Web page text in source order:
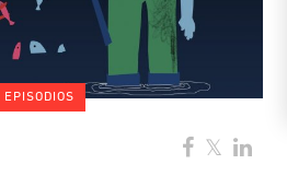
EPISODIOS